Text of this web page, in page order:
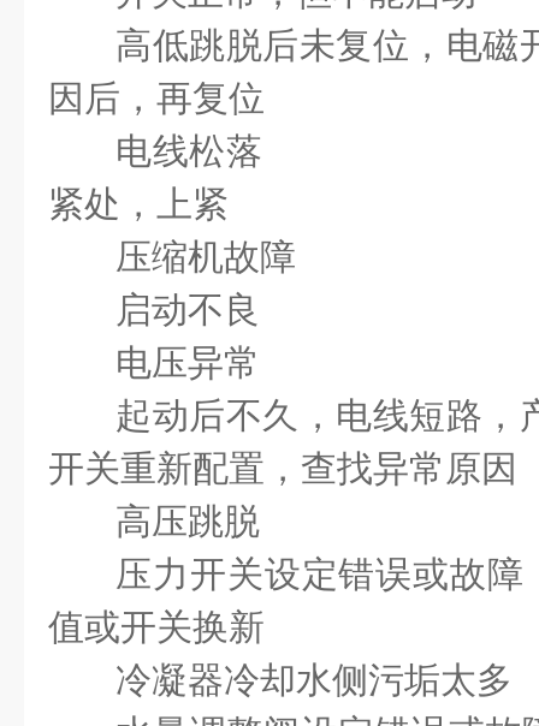
高低跳脱后未复位，电
因后，再复位
电线松落 找
紧处，上紧
压缩机故障
启动不良
电压异常
起动后不久，电线短路
开关重新配置，查找异常原因
高压跳脱
压力开关设定错误
值或开关换新
冷凝器冷却水侧污